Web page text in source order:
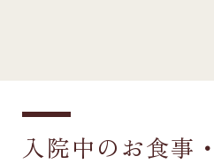
入院中のお食事